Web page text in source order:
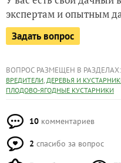
экспертам и опытным
Задать вопрос
ВОПРОС РАЗМЕЩЕН В РАЗДЕЛАХ:
ВРЕДИТЕЛИ, ДЕРЕВЬЯ И
ПЛОДОВО-ЯГОДНЫЕ КУСТАРНИКИ
10 комментариев
2 спасибо за вопрос